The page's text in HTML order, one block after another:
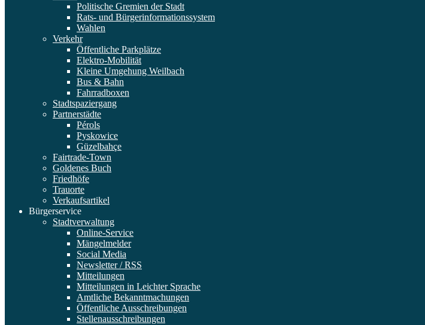
Politische Gremien der Stadt
Rats- und Bürgerinformationssystem
Wahlen
Verkehr
Öffentliche Parkplätze
Elektro-Mobilität
Kleine Umgehung Weilbach
Bus & Bahn
Fahrradboxen
Stadtspaziergang
Partnerstädte
Pérols
Pyskowice
Güzelbahçe
Fairtrade-Town
Goldenes Buch
Friedhöfe
Trauorte
Verkaufsartikel
Bürgerservice
Stadtverwaltung
Online-Service
Mängelmelder
Social Media
Newsletter / RSS
Mitteilungen
Mitteilungen in Leichter Sprache
Amtliche Bekanntmachungen
Öffentliche Ausschreibungen
Stellenausschreibungen